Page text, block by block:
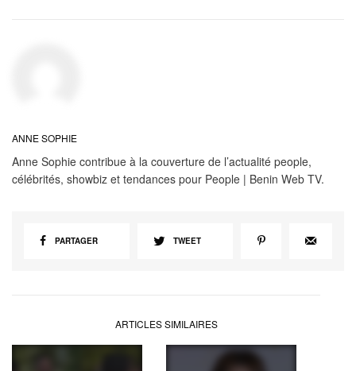
ANNE SOPHIE
Anne Sophie contribue à la couverture de l’actualité people,
célébrités, showbiz et tendances pour People | Benin Web TV.
PARTAGER TWEET
ARTICLES SIMILAIRES